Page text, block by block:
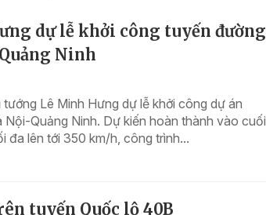
dự lễ khởi công tuyến đường
Ninh
Lê Minh Hưng dự lễ khởi công dự án
Quảng Ninh. Dự kiến hoàn thành vào cuối
đa lên tới 350 km/h, công trình...
tuyến Quốc lộ 40B